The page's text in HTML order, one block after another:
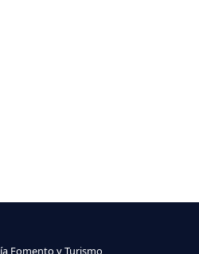
Fomento y Turismo